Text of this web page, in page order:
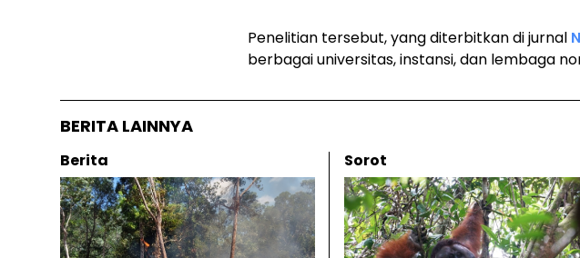
Penelitian tersebut, yang diterbitkan di jurnal
berbagai universitas, instansi, dan lembaga
BERITA LAINNYA
Berita Sorot